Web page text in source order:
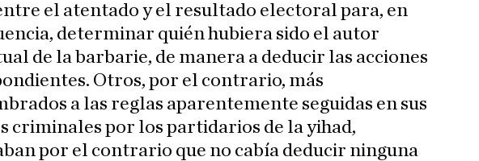
el atentado y el resultado electoral para, en
determinar quién hubiera sido el autor
de la barbarie, de manera a deducir las acciones
Otros, por el contrario, más
a las reglas aparentemente seguidas en sus
criminales por los partidarios de la yihad,
por el contrario que no cabía deducir ninguna